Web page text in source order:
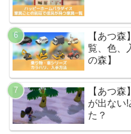
【あつ
覧、色、
の森】
【あつ
が出ない!
た？